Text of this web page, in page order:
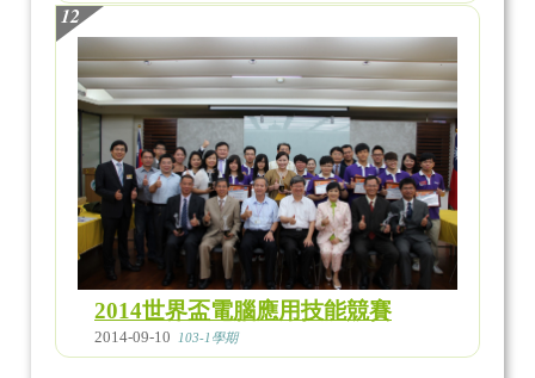
12
2014世界盃電腦應用技能競賽
2014-09-10 103-1學期